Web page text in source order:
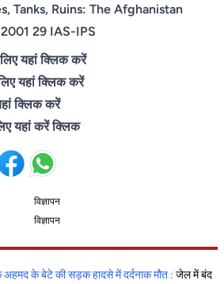
Tanks, Ruins: The Afghanistan
29 IAS-IPS
यहां क्लिक करें
यहां क्लिक करें
क्लिक करें
यहां करें क्लिक
विज्ञापन
विज्ञापन
के बेटे की सड़क हादसे में दर्दनाक मौत : जेल में बंद